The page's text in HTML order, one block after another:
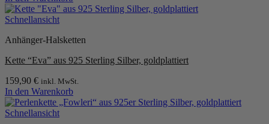
auf
der
gewählt
werden
Schnellansicht
Anhänger-Halsketten
Kette “Eva” aus 925 Sterling Silber, goldplattiert
159,90 € inkl. MwSt.
In den Warenkorb
Schnellansicht